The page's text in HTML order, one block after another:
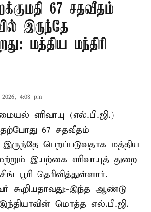
67 சதவீதம்
இருந்தே
மத்திய மந்திரி
4:08 pm
எரிவாயு (எல்.பி.ஜி.)
தற்போது 67 சதவீதம்
பெறப்படுவதாக மத்திய
இயற்கை எரிவாயுத் துறை
பூரி தெரிவித்துள்ளார்.
கூறியதாவது:-இந்த ஆண்டு
மொத்த எல்.பி.ஜி.